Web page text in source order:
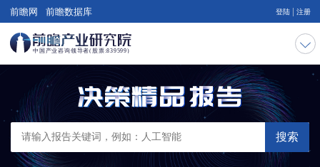
前瞻网 前瞻数据库 登陆 注册
搜索